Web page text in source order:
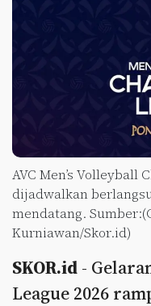
AVC Men’s Volleyball
dijadwalkan
mendatang.
Kurniawan/Skor.id)
SKOR.id -
League 2026